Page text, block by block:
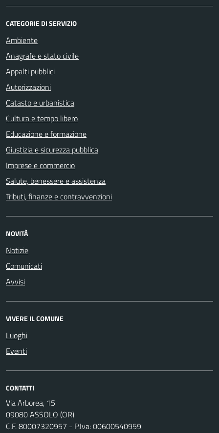
CATEGORIE DI SERVIZIO
Ambiente
Anagrafe e stato civile
Appalti pubblici
Autorizzazioni
Catasto e urbanistica
Cultura e tempo libero
Educazione e formazione
Giustizia e sicurezza pubblica
Imprese e commercio
Salute, benessere e assistenza
Tributi, finanze e contravvenzioni
NOVITÀ
Notizie
Comunicati
Avvisi
VIVERE IL COMUNE
Luoghi
Eventi
CONTATTI
Via Arborea, 15
09080 ASSOLO (OR)
C.F. 80007320957 - P.Iva: 00600540959